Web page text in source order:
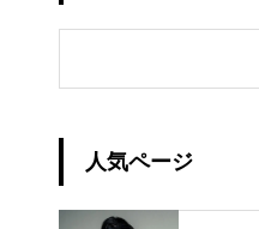
人気ページ